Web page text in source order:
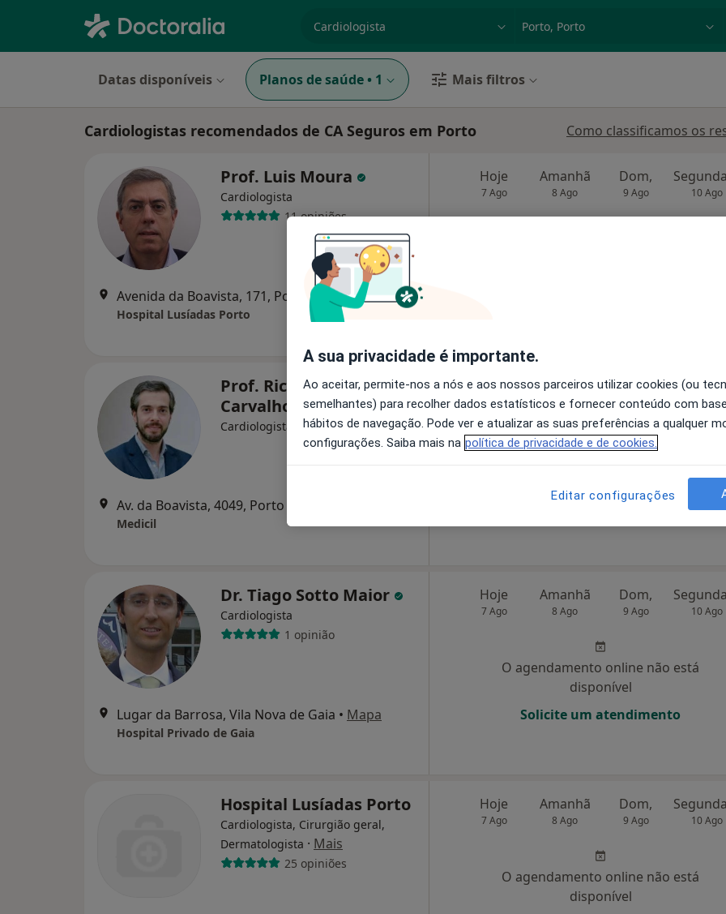
Datas disponíveis Planos de saúde • 1 Mais filtros
Cardiologistas recomendados de CA Seguros em Porto Como classificamos os
Prof. Luis Moura
Cardiologista
11 opiniões
Avenida da Boavista, 171, Porto Mapa
Hospital Lusíadas Porto
Hoje
7 Ago
Amanhã
8 Ago
Dom,
9 Ago 10 Ago
Prof. Ricardo Fontes
Carvalho
Cardiologista
Av. da Boavista, 4049, Porto
Medicil
Hoje
7 Ago
Amanhã
8 Ago
Dom,
9 Ago 10 Ago
Solicite um atendimento
Dr. Tiago Sotto Maior
Cardiologista
1 opinião
Lugar da Barrosa, Vila Nova de Gaia • Mapa
Hospital Privado de Gaia
Hoje
7 Ago
Amanhã
8 Ago
Dom,
9 Ago 10 Ago
O agendamento online não está
disponível
Solicite um atendimento
Hospital Lusíadas Porto
Cardiologista, Cirurgião geral,
Dermatologista · Mais
25 opiniões
Hoje
7 Ago
Amanhã
8 Ago
Dom,
9 Ago 10 Ago
O agendamento online não está
disponível
A sua privacidade é importante.
Ao aceitar, permite-nos a nós e aos nossos parceiros utilizar cookies (ou
semelhantes) para recolher dados estatísticos e fornecer conteúdo com
hábitos de navegação. Pode ver e atualizar as suas preferências a qualquer
configurações. Saiba mais na política de privacidade e de cookies.
Editar configurações